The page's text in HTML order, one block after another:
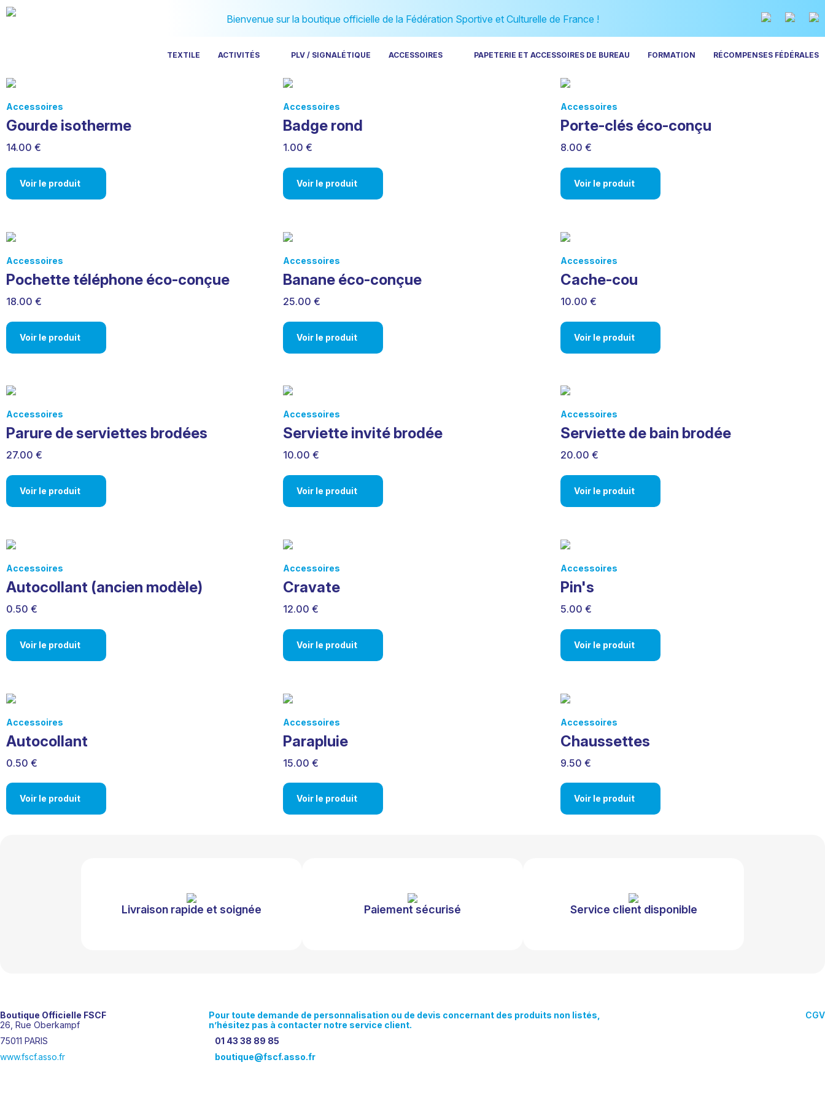
Bienvenue sur la boutique officielle de la Fédération Sportive et Culturelle de France !
TEXTILE ACTIVITÉS PLV / SIGNALÉTIQUE ACCESSOIRES PAPETERIE ET ACCESSOIRES DE BUREAU FORMATION RÉCOMPENSES FÉDÉRALES
Accessoires
Gourde isotherme
14.00 €
Voir le produit
Accessoires
Badge rond
1.00 €
Voir le produit
Accessoires
Porte-clés éco-conçu
8.00 €
Voir le produit
Accessoires
Pochette téléphone éco-conçue
18.00 €
Voir le produit
Accessoires
Banane éco-conçue
25.00 €
Voir le produit
Accessoires
Cache-cou
10.00 €
Voir le produit
Accessoires
Parure de serviettes brodées
27.00 €
Voir le produit
Accessoires
Serviette invité brodée
10.00 €
Voir le produit
Accessoires
Serviette de bain brodée
20.00 €
Voir le produit
Accessoires
Autocollant (ancien modèle)
0.50 €
Voir le produit
Accessoires
Cravate
12.00 €
Voir le produit
Accessoires
Pin's
5.00 €
Voir le produit
Accessoires
Autocollant
0.50 €
Voir le produit
Accessoires
Parapluie
15.00 €
Voir le produit
Accessoires
Chaussettes
9.50 €
Voir le produit
Livraison rapide et soignée Paiement sécurisé Service client disponible
Boutique Officielle FSCF
26, Rue Oberkampf
75011 PARIS
www.fscf.asso.fr
Pour toute demande de personnalisation ou de devis concernant des produits non listés,
n’hésitez pas à contacter notre service client.
01 43 38 89 85
boutique@fscf.asso.fr
CGV